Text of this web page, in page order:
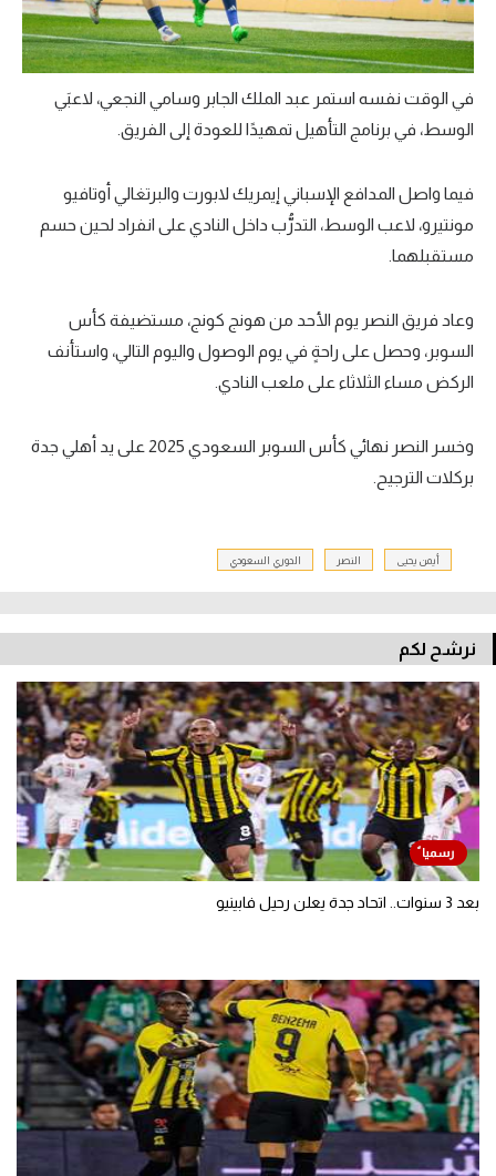
في الوقت نفسه استمر عبد الملك الجابر وسامي النجعي، لاعبَي
الوسط، في برنامج التأهيل تمهيدًا للعودة إلى الفريق.
فيما واصل المدافع الإسباني إيمريك لابورت والبرتغالي أوتافيو
مونتيرو، لاعب الوسط، التدرُّب داخل النادي على انفراد لحين حسم
مستقبلهما.
وعاد فريق النصر يوم الأحد من هونج كونج، مستضيفة كأس
السوبر، وحصل على راحةٍ في يوم الوصول واليوم التالي، واستأنف
الركض مساء الثلاثاء على ملعب النادي.
وخسر النصر نهائي كأس السوبر السعودي 2025 على يد أهلي جدة
بركلات الترجيح.
أيمن يحيى النصر الدوري السعودي
نرشح لكم
بعد 3 سنوات.. اتحاد جدة يعلن رحيل فابينيو